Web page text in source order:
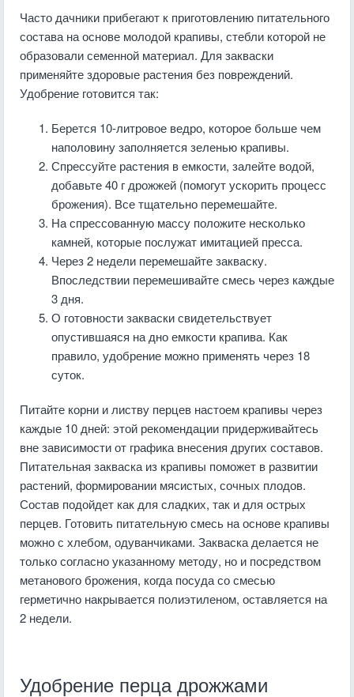
Часто дачники прибегают к приготовлению питательного
состава на основе молодой крапивы, стебли которой не
образовали семенной материал. Для закваски
применяйте здоровые растения без повреждений.
Удобрение готовится так:
Берется 10-литровое ведро, которое больше чем
наполовину заполняется зеленью крапивы.
Спрессуйте растения в емкости, залейте водой,
добавьте 40 г дрожжей (помогут ускорить процесс
брожения). Все тщательно перемешайте.
На спрессованную массу положите несколько
камней, которые послужат имитацией пресса.
Через 2 недели перемешайте закваску.
Впоследствии перемешивайте смесь через каждые
3 дня.
О готовности закваски свидетельствует
опустившаяся на дно емкости крапива. Как
правило, удобрение можно применять через 18
суток.
Питайте корни и листву перцев настоем крапивы через
каждые 10 дней: этой рекомендации придерживайтесь
вне зависимости от графика внесения других составов.
Питательная закваска из крапивы поможет в развитии
растений, формировании мясистых, сочных плодов.
Состав подойдет как для сладких, так и для острых
перцев. Готовить питательную смесь на основе крапивы
можно с хлебом, одуванчиками. Закваска делается не
только согласно указанному методу, но и посредством
метанового брожения, когда посуда со смесью
герметично накрывается полиэтиленом, оставляется на
2 недели.
Удобрение перца дрожжами